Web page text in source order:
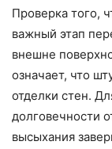
Проверка того,
важный этап
внешне
означает, что
отделки стен.
долговечности
высыхания